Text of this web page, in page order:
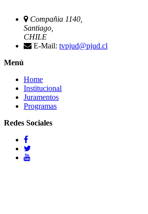
Compañia 1140,
Santiago,
CHILE
E-Mail: tvpjud@pjud.cl
Menú
Home
Institucional
Juramentos
Programas
Redes Sociales